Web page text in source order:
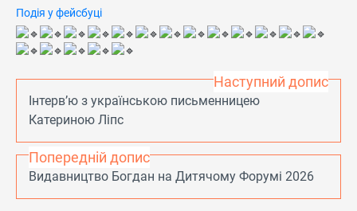
Подія у фейсбуці
Наступний допис
Інтерв’ю з українською письменницею
Катериною Ліпс
Попередній допис
Видавництво Богдан на Дитячому Форумі 2026